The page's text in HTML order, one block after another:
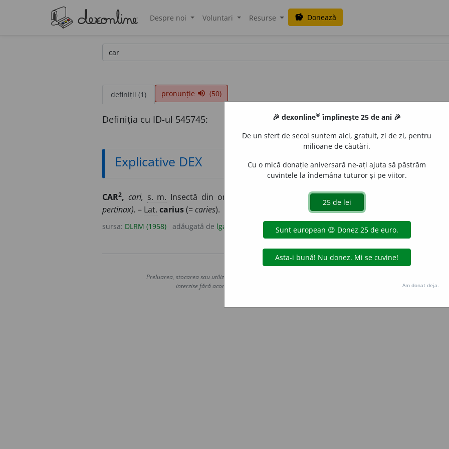
Despre noi Voluntari Resurse savings Donează
definiții (1) pronunție volume_up (50)
Definiția cu ID-ul 545745:
Explicative DEX
CAR2, cari, s. m. Insectă din ordinul coleopterelor, care trăiește în lemn și îl roade
pertinax). – Lat. carius(=caries).
sursa: DLRM (1958) adăugată de lgall
Copyright © 2004-2026 dexonline (https://dexonline.ro)
Preluarea, stocarea sau utilizarea datelor de pe acest site, inclusiv prin orice metode de extragere automată
interzise fără acordul nostru prealabil scris, cu excepția seturilor de date oferite oficial spre utilizare
🎉 dexonline® împlinește 25 de ani 🎉
De un sfert de secol suntem aici, gratuit, zi de zi, pentru
milioane de căutări.
Cu o mică donație aniversară ne-ați ajuta să păstrăm
cuvintele la îndemâna tuturor și pe viitor.
Am donat deja.